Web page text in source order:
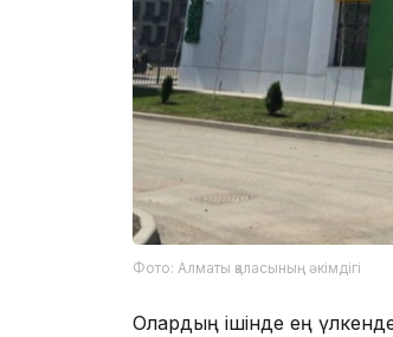
Фото: Алматы қаласының әкімдігі
Олардың ішінде ең